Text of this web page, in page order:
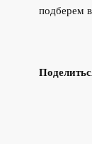
подберем